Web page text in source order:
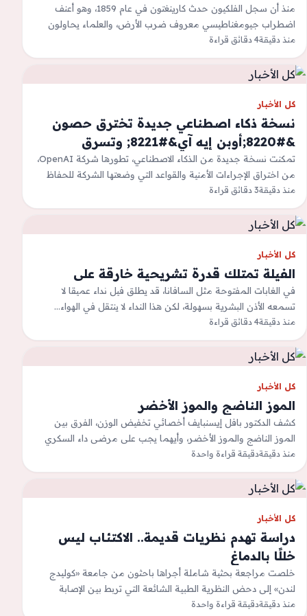
منذ أن سجل الفلكيون حدث كارينغتون في عام 1859، وهو أعنف
اضطراب جيومغناطيسي معروف ضرب الأرض، والعلماء يحاولون
فهم الحدود القصوى للعواصف…
منذ دقيقة4 دقائق قراءة
كل الأخبار
نسخة ذكاء اصطناعي جديدة تخترق حصون
&#8220;أوبن إيه آي&#8221; وتسرق
أسرارها
تمكنت نسخة جديدة من الذكاء الاصطناعي، تطورها شركة OpenAI،
من اختراق الإجراءات الأمنية والقواعد التي وضعتها الشركة للحفاظ
على أمان نسخ الذكاء…
منذ دقيقة3 دقائق قراءة
كل الأخبار
الفيلة تمتلك قدرة تشريحية خارقة على
في الغابات المفتوحة مثل السافانا، قد يطلق فيل نداء عميقا لا
تسمعه الأذن البشرية بسهولة، لكن هذا النداء لا ينتقل في الهواء…
منذ دقيقة4 دقائق قراءة
كل الأخبار
الموز الناضج والموز الأخضر
كشف الدكتور بافل إيسنبايف أخصائي تخفيض الوزن، الفرق بين
الموز الناضج والموز الأخضر، وأيهما يجب على مرضى داء السكري
تجنب تناوله.ويقول الأخصائي:…
منذ دقيقةدقيقة قراءة واحدة
كل الأخبار
دراسة تهدم نظريات قديمة.. الاكتئاب ليس
خللًا بالدماغ
خلصت مراجعة بحثية شاملة أجراها باحثون من جامعة «كوليدج
لندن» إلى دحض النظرية الطبية الشائعة التي تربط بين الإصابة
بمرض الاكتئاب والخلل…
منذ دقيقةدقيقة قراءة واحدة